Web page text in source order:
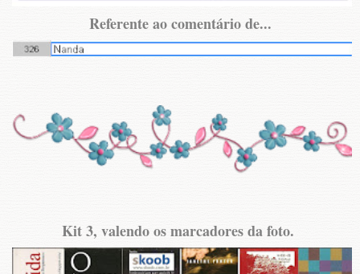
Referente ao comentário de...
Kit 3, valendo os marcadores da foto.